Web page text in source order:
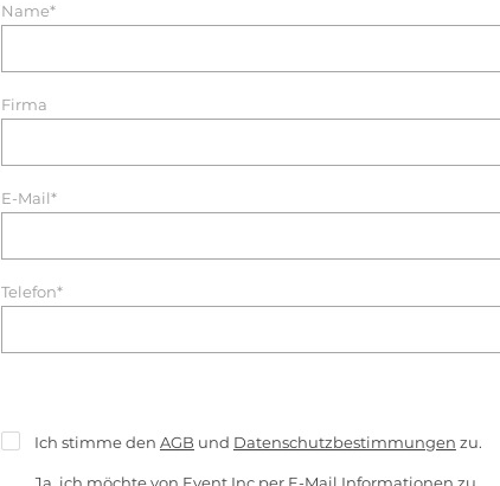
Name*
Firma
E-Mail*
Telefon*
Ich stimme den AGB und Datenschutzbestimmungen zu.